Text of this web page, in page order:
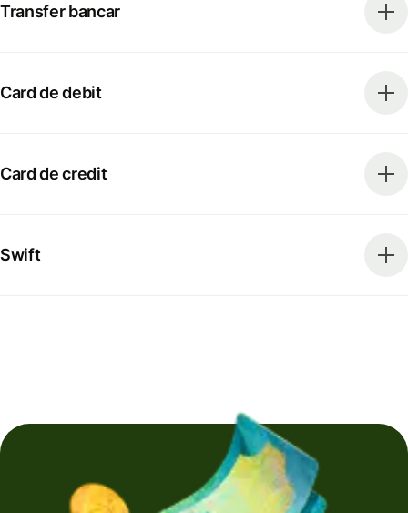
Transfer bancar
Card de debit
Card de credit
Swift